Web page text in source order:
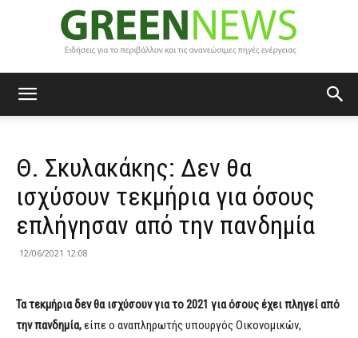
News
Θ. Σκυλακάκης: Δεν θα
ισχύσουν τεκμήρια για όσους
επλήγησαν από την πανδημία
12/06/2021 12:08
Τα τεκμήρια δεν θα ισχύσουν για το 2021 για όσους έχει πληγεί από
την πανδημία,είπε ο αναπληρωτής υπουργός Οικονομικών,